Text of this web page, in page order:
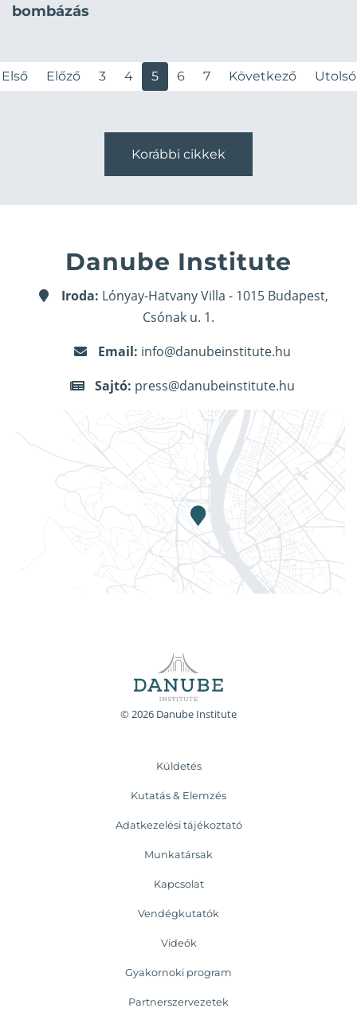
bombázás
Első Előző 3 4 5 6 7 Következő Utolsó
Korábbi cikkek
Danube Institute
Iroda: Lónyay-Hatvany Villa - 1015 Budapest,
Csónak u. 1.
Email: info@danubeinstitute.hu
Sajtó: press@danubeinstitute.hu
© 2026 Danube Institute
Küldetés
Kutatás & Elemzés
Adatkezelési tájékoztató
Munkatársak
Kapcsolat
Vendégkutatók
Videók
Gyakornoki program
Partnerszervezetek